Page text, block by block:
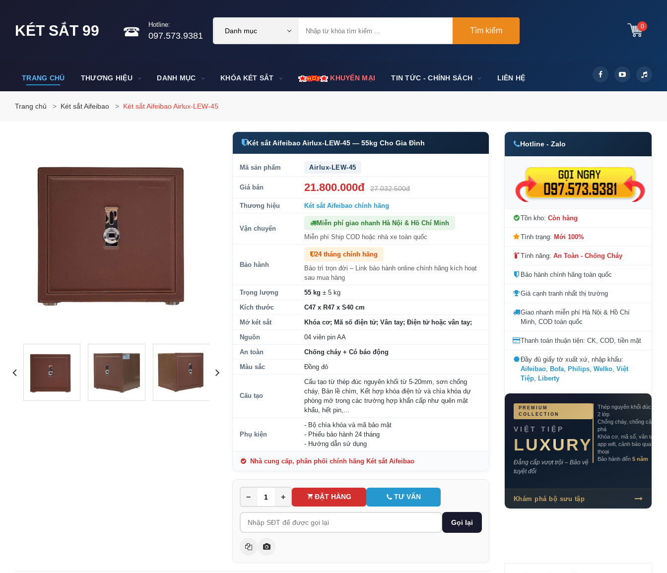
KÉT SẮT 99 Hotline:
097.573.9381
0
Danh mục Tìm kiếm
TRANG CHỦ THƯƠNG HIỆU DANH MỤC KHÓA KÉT SẮT KHUYẾN MẠI TIN TỨC - CHÍNH SÁCH LIÊN HỆ
Trang chủ Két sắt Aifeibao Két sắt Aifeibao Airlux-LEW-45
Két sắt Aifeibao Airlux-LEW-45 — 55kg Cho Gia Đình
Mã sản phẩm Airlux-LEW-45
Giá bán 21.800.000đ 27.032.500đ
Thương hiệu Két sắt Aifeibao chính hãng
Vận chuyển
Miễn phí giao nhanh Hà Nội & Hồ Chí Minh
Miễn phí Ship COD hoặc nhà xe toàn quốc
Bảo hành
24 tháng chính hãng
Bảo trì trọn đời – Link bảo hành online chính hãng kích hoạt
sau mua hàng
Trọng lượng
55 kg ± 5 kg
Kích thước
C47 x R47 x S40 cm
Mở két sắt
Khóa cơ; Mã số điện tử; Vân tay; Điện tử hoặc vân tay;
Nguồn
04 viên pin AA
An toàn
Chống cháy + Có báo động
Màu sắc
Đồng đỏ
Cấu tạo
Cấu tạo từ thép đúc nguyên khối từ 5-20mm, sơn chống
cháy, Bản lề chìm, Kết hợp khóa điện tử và chìa khóa dự
phòng mở trong các trường hợp khẩn cấp như quên mật
khẩu, hết pin,...
Phụ kiện
- Bộ chìa khóa và mã bảo mật
- Phiếu bảo hành 24 tháng
- Hướng dẫn sử dụng
Nhà cung cấp, phân phối chính hãng Két sắt Aifeibao
− + ĐẶT HÀNG TƯ VẤN
Gọi lại
Hotline - Zalo
Tồn kho: Còn hàng
Tình trạng: Mới 100%
Tính năng: An Toàn - Chống Cháy
Bảo hành chính hãng toàn quốc
Giá cạnh tranh nhất thị trường
Giao nhanh miễn phí Hà Nội & Hồ Chí
Minh, COD toàn quốc
Thanh toán thuận tiện: CK, COD, tiền mặt
Đầy đủ giấy tờ xuất xứ, nhập khẩu:
Aifeibao, Bofa, Philips, Welko, Việt
Tiệp, Liberty
PREMIUM
COLLECTION
VIỆT TIỆP
LUXURY
Đẳng cấp vượt trội – Bảo vệ
tuyệt đối
Thép nguyên khối đúc đặc
2 lớp
Chống cháy, chống cậy
phá
Khóa cơ, mã số, vân tay,
app wifi, cảnh báo qua điện
thoại
Bảo hành đến 5 năm
Khám phá bộ sưu tập